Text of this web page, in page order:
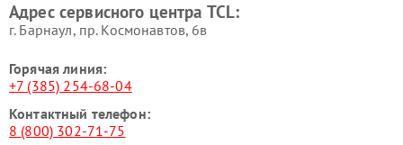
Адрес сервисного центра TCL:
г. Барнаул, ​пр. Космонавтов, 6в
Горячая линия:
+7 (385) 254-68-04
Контактный телефон:
8 (800) 302-71-75